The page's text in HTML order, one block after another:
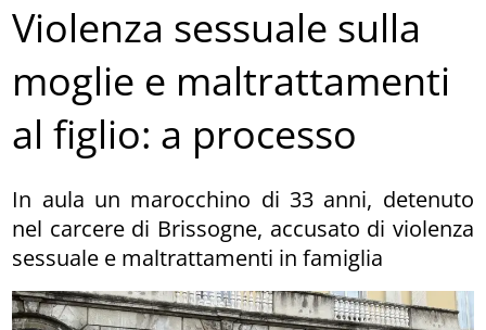
Violenza sessuale sulla
moglie e maltrattamenti
al figlio: a processo
In aula un marocchino di 33 anni, detenuto
nel carcere di Brissogne, accusato di violenza
sessuale e maltrattamenti in famiglia